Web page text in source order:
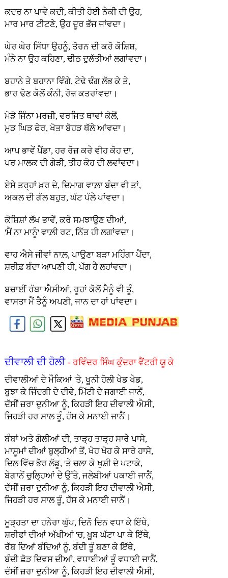
ਕਦਰ ਨਾ ਪਾਵੇ ਕਦੀ, ਕੀਤੀ ਹੋਈ ਨੇਕੀ ਦੀ ਉਹ,
ਮਾਰ ਮਾਰ ਟੀਟਣੇ, ਉਹ ਦੂਰ ਭੱਜ ਜਾਂਵਦਾ।
ਘੇਰ ਘੇਰ ਸਿੱਧਾ ਉਹਨੂੰ, ਤੋਰਨ ਦੀ ਕਰੋ ਕੋਸ਼ਿਸ਼,
ਮੰਨੇ ਨਾ ਉਹ ਕਹਿਣਾ, ਢੀਠ ਦੁਲੱਤੀਆਂ ਲਗਾਂਵਦਾ।
ਬਹਾਨੇ ਤੇ ਬਹਾਨਾ ਵਿੰਗੇ, ਟੇਢੇ ਢੰਗ ਲੱਭ ਕੇ ਤੇ,
ਭਾਰ ਢੋਣ ਕੋਲੋਂ ਕੰਨੀ, ਰੋਜ਼ ਕਤਰਾਂਵਦਾ।
ਮੋੜੋ ਜਿੰਨਾ ਮਰਜ਼ੀ, ਵਰਜਿਤ ਥਾਵਾਂ ਕੋਲੋਂ,
ਮੁੜ ਘਿੜ ਫੇਰ, ਖੋਤਾ ਬੋਹੜ ਥੱਲੇ ਆਂਵਦਾ।
ਆਪ ਭਾਵੇਂ ਪੈਂਡਾ, ਹਰ ਰੋਜ਼ ਕਰੇ ਵੀਹ ਕੋਹ ਦਾ,
ਪਰ ਮਾਲਕ ਦੀ ਗੇੜੀ, ਤੀਹ ਕੋਹ ਦੀ ਲਵਾਂਵਦਾ।
ਏਸੇ ਤਰ੍ਹਾਂ ਖ਼ਰ ਦੇ, ਦਿਮਾਗ ਵਾਲ਼ਾ ਬੰਦਾ ਵੀ ਤਾਂ,
ਅਕਲ ਦੀ ਗੱਲ ਬਹੁਤ, ਘੱਟ ਪੱਲੇ ਪਾਂਵਦਾ।
ਕੋਸ਼ਿਸ਼ਾਂ ਲੱਖ ਭਾਵੇਂ, ਕਰੋ ਸਮਝਾਉਣ ਦੀਆਂ,
'ਮੈਂ ਨਾ ਮਾਨੂੰ' ਵਾਲ਼ੀ ਰਟ, ਨਿੱਤ ਹੀ ਲਗਾਂਵਦਾ।
ਵਾਹ ਐਸੇ ਜੀਵਾਂ ਨਾਲ਼, ਪਾਉਣਾ ਬੜਾ ਮਹਿੰਗਾ ਪੈਂਦਾ,
ਸ਼ਰੀਫ਼ ਬੰਦਾ ਆਪਣੀ ਹੀ, ਪੱਗ ਹੈ ਲਹਾਂਵਦਾ।
ਬਚਾਈਂ ਰੱਬਾ ਐਸੀਆਂ, ਰੂਹਾਂ ਕੋਲੋਂ ਮੈਨੂੰ ਵੀ ਤੂੰ,
ਵਾਸਤਾ ਮੈਂ ਤੈਨੂੰ ਅਪਣੀ, ਜਾਨ ਦਾ ਹਾਂ ਪਾਂਵਦਾ।
ਦੀਵਾਲੀ ਦੀ ਹੋਲੀ - ਰਵਿੰਦਰ ਸਿੰਘ ਕੁੰਦਰਾ ਵੈਂਟਰੀ ਯੂ ਕੇ
ਦੀਵਾਲੀਆਂ ਦੇ ਮੌਕਿਆਂ 'ਤੇ, ਖੂਨੀ ਹੋਲੀ ਖੇਡ ਖੇਡ,
ਬੁਝਾ ਕੇ ਜਿੰਦਗੀ ਦੇ ਦੀਵੇ, ਮਿੱਟੀ ਦੇ ਜਗਾਈ ਜਾਨੈਂ,
ਦੱਸੀਂ ਜ਼ਰਾ ਦੁਨੀਆ ਨੂੰ, ਕਿਹੜੀ ਇਹ ਦੀਵਾਲੀ ਐਸੀ,
ਜਿਹੜੀ ਹਰ ਸਾਲ ਤੂੰ, ਹੱਸ ਕੇ ਮਨਾਈ ਜਾਨੈਂ।
ਬੰਬਾਂ ਅਤੇ ਗੋਲੀਆਂ ਦੀ, ਤਾੜ੍ਹ ਤਾੜ੍ਹ ਸਾਰੇ ਪਾਸੇ,
ਮਾਸੂਮਾਂ ਦੀਆਂ ਬੁਲ੍ਹੀਆਂ ਤੋਂ, ਖੋਹ ਖੋਹ ਕੇ ਸਾਰੇ ਹਾਸੇ,
ਦਿਲ ਵਿੱਚ ਭੋਰ ਲੱਡੂ, 'ਤੇ ਚਲਾ ਕੇ ਖੁਸ਼ੀ ਦੇ ਪਟਾਕੇ,
ਬੇਗਾਨੇਂ ਚੁਲ੍ਹਿਆਂ ਦੇ ਉੱਤੇ, ਜਲੇਬੀਆਂ ਪਕਾਈ ਜਾਨੈਂ,
ਦੱਸੀਂ ਜ਼ਰਾ ਦੁਨੀਆ ਨੂੰ, ਕਿਹੜੀ ਇਹ ਦੀਵਾਲੀ ਐਸੀ,
ਜਿਹੜੀ ਹਰ ਸਾਲ ਤੂੰ, ਹੱਸ ਕੇ ਮਨਾਈ ਜਾਨੈਂ।
ਮੂੜ੍ਹਤਾ ਦਾ ਹਨੇਰਾ ਘੁੱਪ, ਦਿਨੋ ਦਿਨ ਵਧਾ ਕੇ ਇੱਥੇ,
ਸ਼ਰੀਫਾਂ ਦੀਆਂ ਅੱਖੀਆਂ 'ਚ, ਖ਼ੂਬ ਘੱਟਾ ਪਾ ਕੇ ਇੱਥੇ,
ਰੱਬ ਦਿਆਂ ਬੰਦਿਆਂ ਨੂੰ, ਬੰਦੀ ਤੂੰ ਬਣਾ ਕੇ ਇੱਥੇ,
ਬੰਦੀ ਛੋੜ ਦਿਵਸ ਦੀਆਂ, ਵਧਾਈਆਂ ਤੂੰ ਵਧਾਈ ਜਾਨੈਂ,
ਦੱਸੀਂ ਜ਼ਰਾ ਦੁਨੀਆ ਨੂੰ, ਕਿਹੜੀ ਇਹ ਦੀਵਾਲੀ ਐਸੀ,